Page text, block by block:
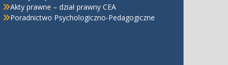
Akty prawne – dział prawny CEA
Poradnictwo Psychologiczno-Pedagogiczne